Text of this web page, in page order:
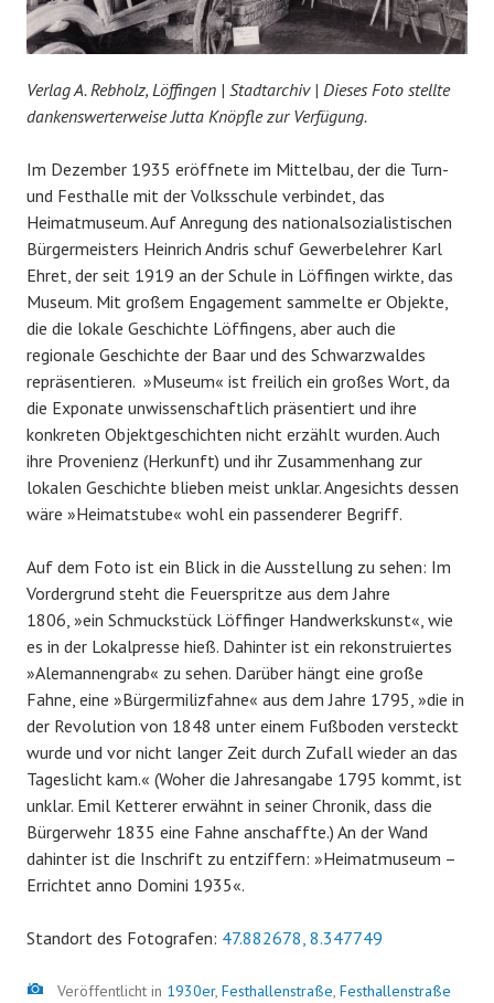
Verlag A. Rebholz, Löffingen | Stadtarchiv| Dieses Foto stellte
dankenswerterweise Jutta Knöpfle zur Verfügung.
Im Dezember 1935 eröffnete im Mittelbau, der die Turn-
und Festhalle mit der Volksschule verbindet, das
Heimatmuseum. Auf Anregung des nationalsozialistischen
Bürgermeisters Heinrich Andris schuf Gewerbelehrer Karl
Ehret, der seit 1919 an der Schule in Löffingen wirkte, das
Museum. Mit großem Engagement sammelte er Objekte,
die die lokale Geschichte Löffingens, aber auch die
regionale Geschichte der Baar und des Schwarzwaldes
repräsentieren. »Museum« ist freilich ein großes Wort, da
die Exponate unwissenschaftlich präsentiert und ihre
konkreten Objektgeschichten nicht erzählt wurden. Auch
ihre Provenienz (Herkunft) und ihr Zusammenhang zur
lokalen Geschichte blieben meist unklar. Angesichts dessen
wäre »Heimatstube« wohl ein passenderer Begriff.
Auf dem Foto ist ein Blick in die Ausstellung zu sehen: Im
Vordergrund steht die Feuerspritze aus dem Jahre
1806, »ein Schmuckstück Löffinger Handwerkskunst«, wie
es in der Lokalpresse hieß. Dahinter ist ein rekonstruiertes
»Alemannengrab« zu sehen. Darüber hängt eine große
Fahne, eine »Bürgermilizfahne« aus dem Jahre 1795, »die in
der Revolution von 1848 unter einem Fußboden versteckt
wurde und vor nicht langer Zeit durch Zufall wieder an das
Tageslicht kam.« (Woher die Jahresangabe 1795 kommt, ist
unklar. Emil Ketterer erwähnt in seiner Chronik, dass die
Bürgerwehr 1835 eine Fahne anschaffte.) An der Wand
dahinter ist die Inschrift zu entziffern: »Heimatmuseum –
Errichtet anno Domini 1935«.
Standort des Fotografen: 47.882678, 8.347749
Bild
Veröffentlicht in 1930er, Festhallenstraße, Festhallenstraße